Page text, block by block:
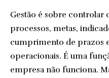
Gestão é sobre controlar
processos, metas,
cumprimento de prazos
operacionais. É uma
empresa não funciona.